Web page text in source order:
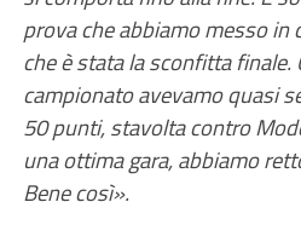
prova che abbiamo messo in
che è stata la sconfitta finale.
campionato avevamo quasi
50 punti, stavolta contro
una ottima gara, abbiamo
Bene così».